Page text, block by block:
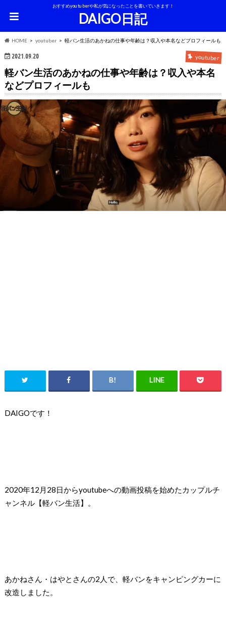
おすすめyoutuberや私が気になったことを書いていきます！
DAIGO日記
HOME youtuber 軽バン生活のあかねの仕事や年齢は？収入や本名などプロフィールも
2021.09.20 youtuber
軽バン生活のあかねの仕事や年齢は？収入や本名
などプロフィールも
DAIGOです！
2020年12月28日からyoutubeへの動画投稿を始めたカップルチ
ャンネル【軽バン生活】。
あかねさん・はやとさんの2人で、軽バンをキャンピングカーに
改造しました。